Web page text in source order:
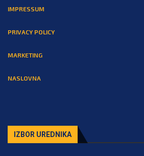
IMPRESSUM
PRIVACY POLICY
MARKETING
NASLOVNA
IZBOR UREDNIKA